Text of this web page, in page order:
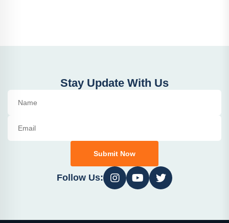
Stay Update With Us
Submit Now
Follow Us: